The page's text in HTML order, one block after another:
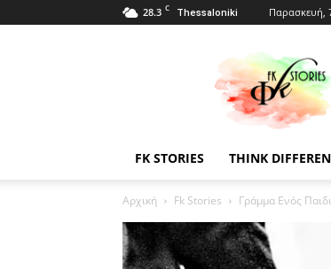
28.3 C Thessaloniki Παρασκευή,
Fkstories
FK STORIES THINK
Αρχική Fk Stories Γράμμα Ενός